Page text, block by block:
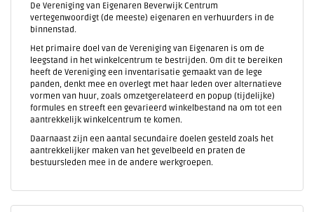
De Vereniging van Eigenaren Beverwijk Centrum
vertegenwoordigt (de meeste) eigenaren en verhuurders in de
binnenstad.
Het primaire doel van de Vereniging van Eigenaren is om de
leegstand in het winkelcentrum te bestrijden. Om dit te bereiken
heeft de Vereniging een inventarisatie gemaakt van de lege
panden, denkt mee en overlegt met haar leden over alternatieve
vormen van huur, zoals omzetgerelateerd en popup (tijdelijke)
formules en streeft een gevarieerd winkelbestand na om tot een
aantrekkelijk winkelcentrum te komen.
Daarnaast zijn een aantal secundaire doelen gesteld zoals het
aantrekkelijker maken van het gevelbeeld en praten de
bestuursleden mee in de andere werkgroepen.